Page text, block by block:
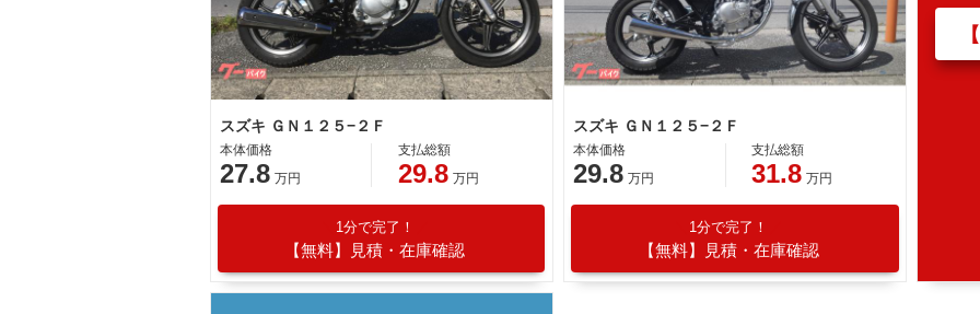
スズキ ＧＮ１２５−２Ｆ
本体価格
27.8 万円
支払総額
29.8 万円
1分で完了！
【無料】見積・在庫確認
スズキ ＧＮ１２５−２Ｆ
本体価格
29.8 万円
支払総額
31.8 万円
1分で完了！
【無料】見積・在庫確認